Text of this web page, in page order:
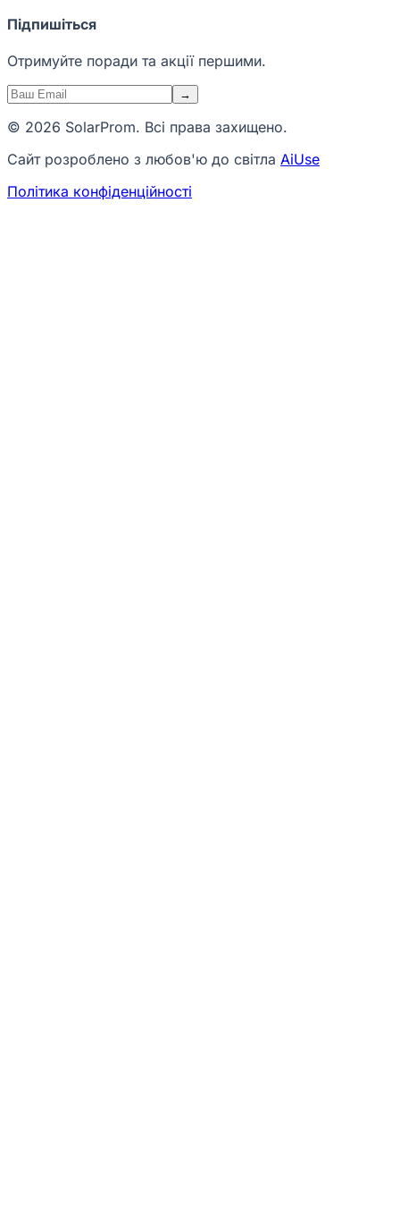
Підпишіться
Отримуйте поради та акції першими.
→
© 2026 SolarProm. Всі права захищено.
Сайт розроблено з любов'ю до світла AiUse
Політика конфіденційності